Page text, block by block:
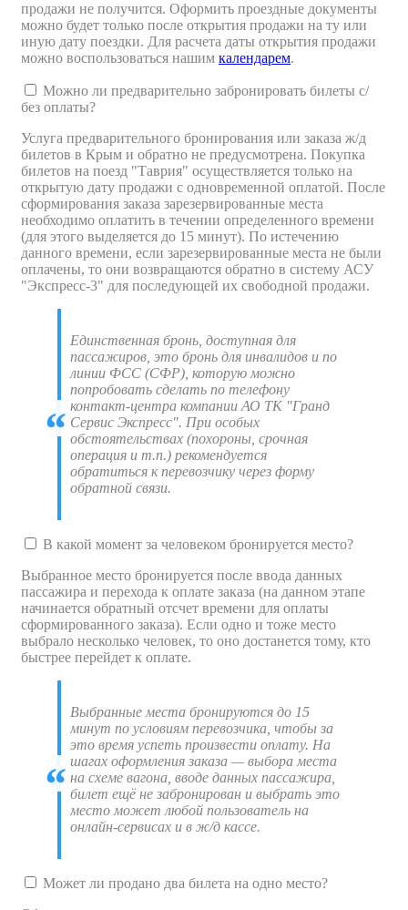
продажи не получится. Оформить проездные документы
можно будет только после открытия продажи на ту или
иную дату поездки. Для расчета даты открытия продажи
можно воспользоваться нашим календарем.
Можно ли предварительно забронировать билеты с/
без оплаты?
Услуга предварительного бронирования или заказа ж/д
билетов в Крым и обратно не предусмотрена. Покупка
билетов на поезд "Таврия" осуществляется только на
открытую дату продажи с одновременной оплатой. После
сформирования заказа зарезервированные места
необходимо оплатить в течении определенного времени
(для этого выделяется до 15 минут). По истечению
данного времени, если зарезервированные места не были
оплачены, то они возвращаются обратно в систему АСУ
"Экспресс-3" для последующей их свободной продажи.
Единственная бронь, доступная для
пассажиров, это бронь для инвалидов и по
линии ФСС (СФР), которую можно
попробовать сделать по телефону
контакт-центра компании АО ТК "Гранд
Сервис Экспресс". При особых
обстоятельствах (похороны, срочная
операция и т.п.) рекомендуется
обратиться к перевозчику через форму
обратной связи.
В какой момент за человеком бронируется место?
Выбранное место бронируется после ввода данных
пассажира и перехода к оплате заказа (на данном этапе
начинается обратный отсчет времени для оплаты
сформированного заказа). Если одно и тоже место
выбрало несколько человек, то оно достанется тому, кто
быстрее перейдет к оплате.
Выбранные места бронируются до 15
минут по условиям перевозчика, чтобы за
это время успеть произвести оплату. На
шагах оформления заказа — выбора места
на схеме вагона, вводе данных пассажира,
билет ещё не забронирован и выбрать это
место может любой пользователь на
онлайн-сервисах и в ж/д кассе.
Может ли продано два билета на одно место?